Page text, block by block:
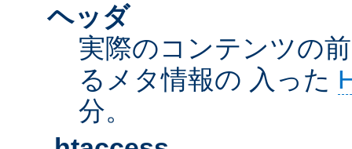
ヘッダ
実際のコンテンツの
るメタ情報の 入った
分。